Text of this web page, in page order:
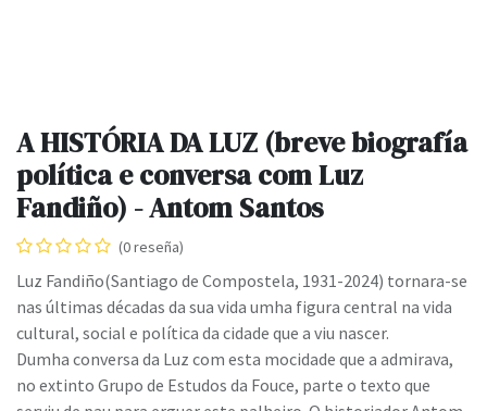
A HISTÓRIA DA LUZ (breve biografía
política e conversa com Luz
Fandiño) - Antom Santos
(0 reseña)
Luz Fandiño(Santiago de Compostela, 1931-2024) tornara-se
nas últimas décadas da sua vida umha figura central na vida
cultural, social e política da cidade que a viu nascer.
Dumha conversa da Luz com esta mocidade que a admirava,
no extinto Grupo de Estudos da Fouce, parte o texto que